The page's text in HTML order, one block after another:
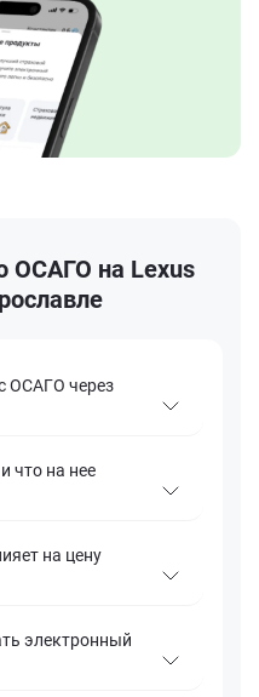
ОСАГО на Lexus
ОСАГО через
что на нее
на цену
электронный